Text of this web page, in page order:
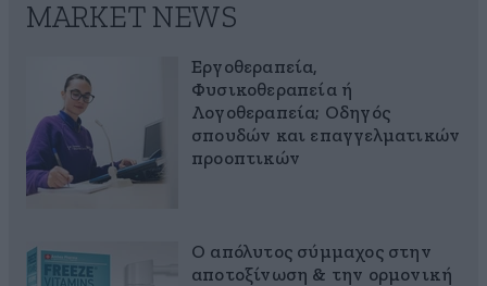
MARKET NEWS
Εργοθεραπεία,
Φυσικοθεραπεία ή
Λογοθεραπεία; Οδηγός
σπουδών και επαγγελματικών
προοπτικών
Ο απόλυτος σύμμαχος στην
αποτοξίνωση & την ορμονική